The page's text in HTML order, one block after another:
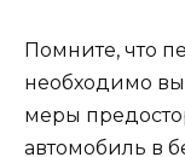
Помните, что
необходимо
меры
автомобиль в